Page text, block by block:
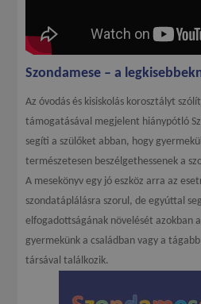
Szondamese – a
Az óvodás és kisiskolás korosztályt
támogatásával megjelent hiánypótló
segíti a szülőket abban, hogy
természetesen beszélgethessenek a
A mesekönyv egy jó eszköz arra az
szondatáplálásra szorul, de egyúttal
elfogadottságának növelését azokban
gyermekünk a családban vagy a
társával találkozik.